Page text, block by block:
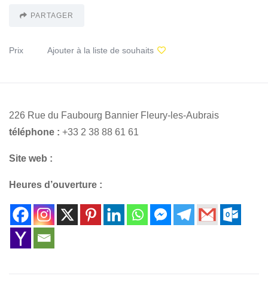
PARTAGER
Prix Ajouter à la liste de souhaits
226 Rue du Faubourg Bannier Fleury-les-Aubrais
téléphone : +33 2 38 88 61 61
Site web :
Heures d’ouverture :